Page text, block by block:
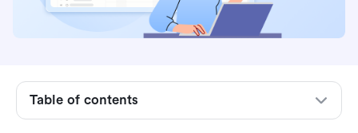
Table of contents
Ciri utama Microsoft Project